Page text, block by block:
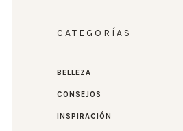
CATEGORÍAS
BELLEZA
CONSEJOS
INSPIRACIÓN